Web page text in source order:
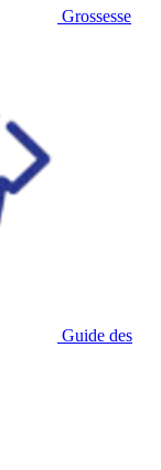
Grossesse
Guide des